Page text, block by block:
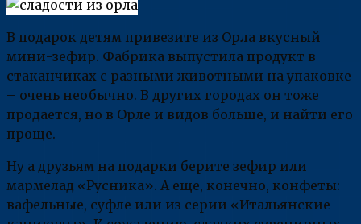
В подарок детям привезите из Орла вкусный
мини-зефир. Фабрика выпустила продукт в
стаканчиках с разными животными на упаковке
– очень необычно. В других городах он тоже
продается, но в Орле и видов больше, и найти его
проще.
Ну а друзьям на подарки берите зефир или
мармелад «Русника». А еще, конечно, конфеты:
вафельные, суфле или из серии «Итальянские